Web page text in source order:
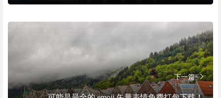
下一篇